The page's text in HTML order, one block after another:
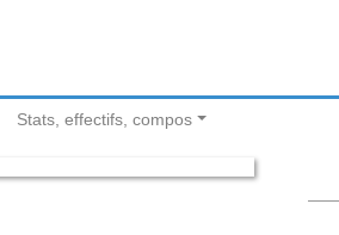
Stats, effectifs, compos